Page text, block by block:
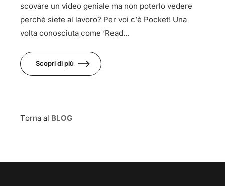
scovare un video geniale ma non poterlo vedere
perchè siete al lavoro? Per voi c’è Pocket! Una
volta conosciuta come ‘Read...
Scopri di più
Torna al BLOG